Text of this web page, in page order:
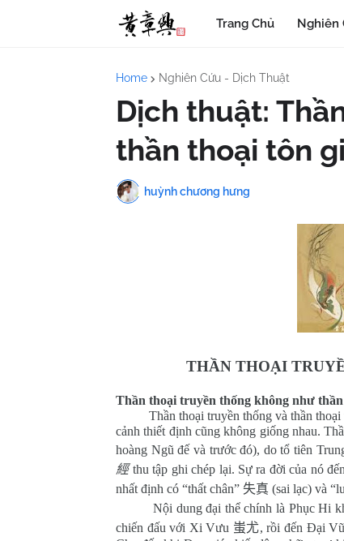
Trang Chủ Nghiên
Home Nghiên Cứu - Dịch Thuật
Dịch thuật:
thần thoại tôn
huỳnh chương hưng
THẦN THOẠI
Thần thoại truyền thống không như
Thần thoại truyền thống và thần
cảnh thiết định cũng không giống nhau.
hoàng Ngũ đế và trước đó), do tổ tiên
經thu tập ghi chép lại. Sự ra đời của nó
nhất định có “thất chân” 失真 (sai lạc) và
Nội dung đại thể chính là Phục Hi
chiến đấu với Xi Vưu 蚩尤, rồi đến Đại